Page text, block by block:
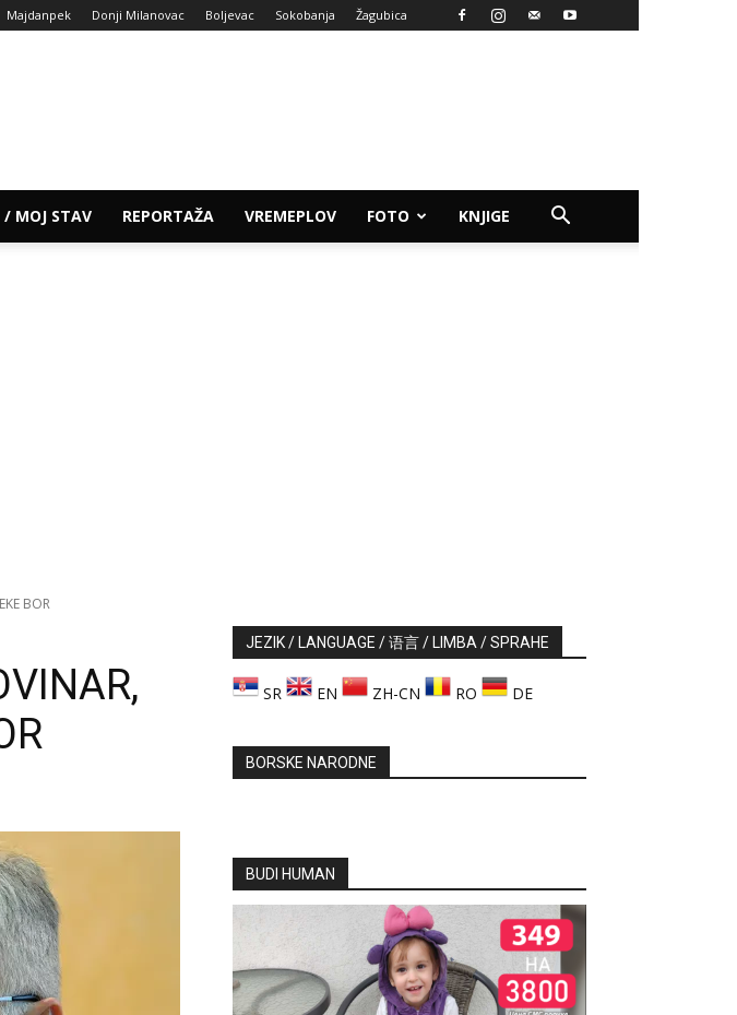
Majdanpek Donji Milanovac Boljevac Sokobanja Žagubica
/ MOJ STAV REPORTAŽA VREMEPLOV FOTO KNJIGE
BOR
JEZIK / LANGUAGE / 语言 / LIMBA / SPRAHE
SR EN ZH-CN RO DE
BORSKE NARODNE
BUDI HUMAN